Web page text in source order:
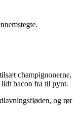
champignonerne,
lidt bacon fra til pynt.
og rør